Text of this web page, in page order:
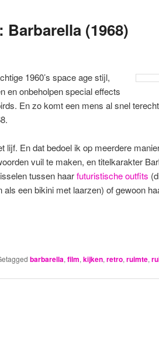
Barbarella (1968)
1960’s space age stijl,
en onbeholpen special effects
En zo komt een mens al snel
lijf. En dat bedoel ik op meerdere
vuil te maken, en titelkarakter
tussen haarfuturistische outfits
een bikini met laarzen) of gewoon
barbarella, film, kijken, retro, ruimte,